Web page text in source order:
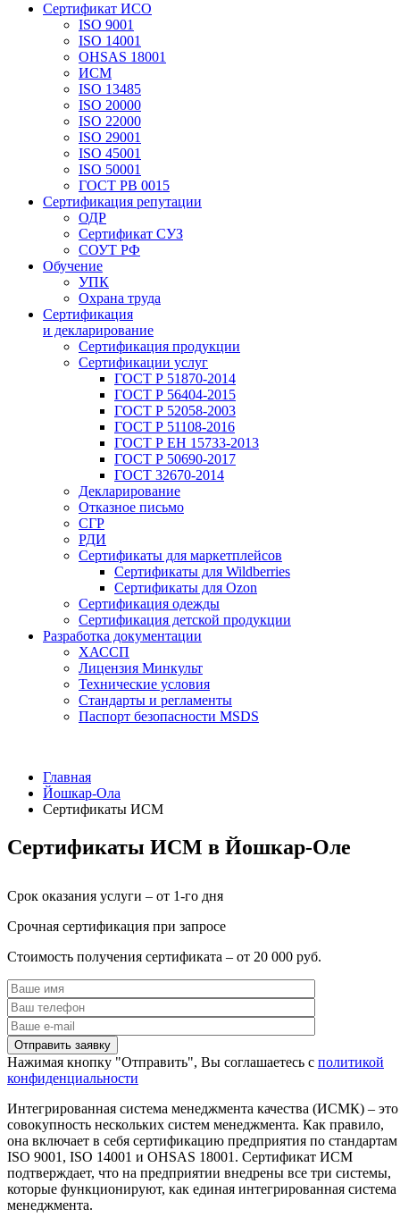
Сертификат ИСО
ISO 9001
ISO 14001
OHSAS 18001
ИСМ
ISO 13485
ISO 20000
ISO 22000
ISO 29001
ISO 45001
ISO 50001
ГОСТ РВ 0015
Сертификация репутации
ОДР
Сертификат СУЗ
СОУТ РФ
Обучение
УПК
Охрана труда
Сертификация
и декларирование
Сертификация продукции
Сертификации услуг
ГОСТ Р 51870-2014
ГОСТ Р 56404-2015
ГОСТ Р 52058-2003
ГОСТ Р 51108-2016
ГОСТ Р ЕН 15733-2013
ГОСТ Р 50690-2017
ГОСТ 32670-2014
Декларирование
Отказное письмо
СГР
РДИ
Сертификаты для маркетплейсов
Сертификаты для Wildberries
Сертификаты для Ozon
Сертификация одежды
Сертификация детской продукции
Разработка документации
ХАССП
Лицензия Минкульт
Технические условия
Стандарты и регламенты
Паспорт безопасности MSDS
Главная
Йошкар-Ола
Сертификаты ИСМ
Сертификаты ИСМ в Йошкар-Оле
Срок оказания услуги – от 1-го дня
Срочная сертификация при запросе
Стоимость получения сертификата – от 20 000 руб.
Нажимая кнопку "Отправить", Вы соглашаетесь с политикой
конфиденциальности
Интегрированная система менеджмента качества (ИСМК) – это
совокупность нескольких систем менеджмента. Как правило,
она включает в себя сертификацию предприятия по стандартам
ISO 9001, ISO 14001 и OHSAS 18001. Сертификат ИСМ
подтверждает, что на предприятии внедрены все три системы,
которые функционируют, как единая интегрированная система
менеджмента.